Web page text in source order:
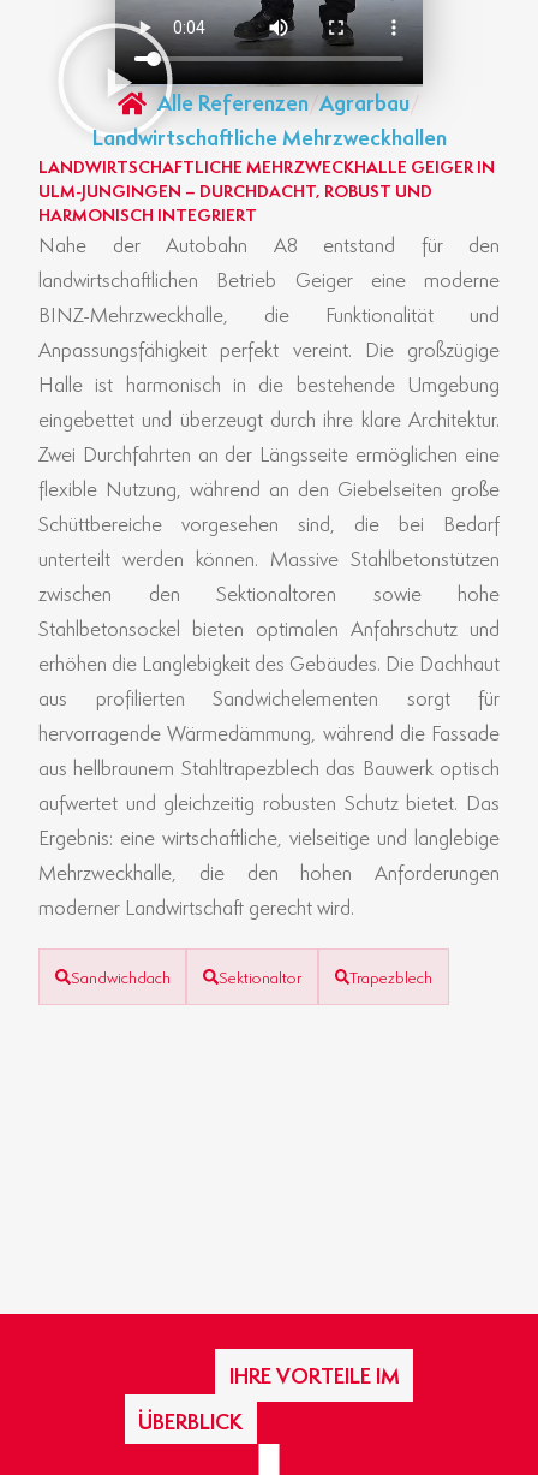
Alle Referenzen/Agrarbau/
Landwirtschaftliche Mehrzweckhallen
LANDWIRTSCHAFTLICHE MEHRZWECKHALLE GEIGER IN
ULM-JUNGINGEN – DURCHDACHT, ROBUST UND
HARMONISCH INTEGRIERT
Nahe der Autobahn A8 entstand für den
landwirtschaftlichen Betrieb Geiger eine moderne
BINZ-Mehrzweckhalle, die Funktionalität und
Anpassungsfähigkeit perfekt vereint. Die großzügige
Halle ist harmonisch in die bestehende Umgebung
eingebettet und überzeugt durch ihre klare Architektur.
Zwei Durchfahrten an der Längsseite ermöglichen eine
flexible Nutzung, während an den Giebelseiten große
Schüttbereiche vorgesehen sind, die bei Bedarf
unterteilt werden können. Massive Stahlbetonstützen
zwischen den Sektionaltoren sowie hohe
Stahlbetonsockel bieten optimalen Anfahrschutz und
erhöhen die Langlebigkeit des Gebäudes. Die Dachhaut
aus profilierten Sandwichelementen sorgt für
hervorragende Wärmedämmung, während die Fassade
aus hellbraunem Stahltrapezblech das Bauwerk optisch
aufwertet und gleichzeitig robusten Schutz bietet. Das
Ergebnis: eine wirtschaftliche, vielseitige und langlebige
Mehrzweckhalle, die den hohen Anforderungen
moderner Landwirtschaft gerecht wird.
Sandwichdach Sektionaltor Trapezblech
IHRE VORTEILE IM
ÜBERBLICK